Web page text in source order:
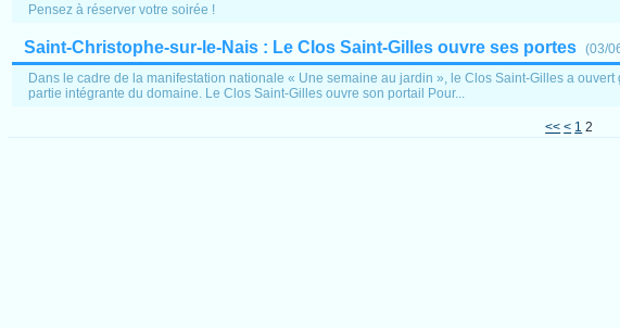
Pensez à réserver votre soirée !
Saint-Christophe-sur-le-Nais : Le Clos Saint-Gilles ouvre ses portes (03/
Dans le cadre de la manifestation nationale « Une semaine au jardin », le Clos Saint-Gilles a
partie intégrante du domaine. Le Clos Saint-Gilles ouvre son portail Pour...
<< < 1 2